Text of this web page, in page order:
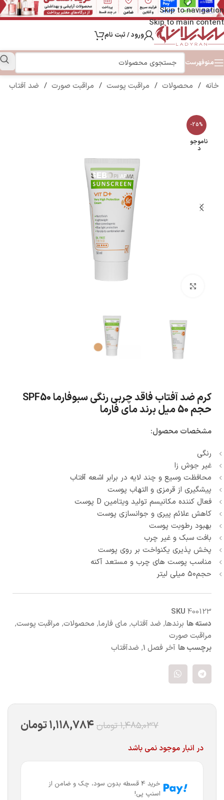
Skip to navigation
Skip to main content
ورود / ثبت نام
منوفهرست
خانه / محصولات / مراقبت پوست / مراقبت صورت / ضد آفتاب
-25%
ناموجو
د
کرم ضد آفتاب فاقد چربی رنگی سبوفارما SPF50
حجم 50 میل برند مای فارما
مشخصات محصول:
رنگی
غیر جوش زا
محافظت وسیع و چند لایه در برابر اشعه آفتاب
پیشگیری از قرمزی و التهاب پوست
فعال کننده مکانیسم تولید ویتامین D پوست
کاهش علائم پیری و جوانسازی پوست
بهبود رطوبت پوست
بافت سبک و غیر چرب
پخش پذیری یکنواخت بر روی پوست
مناسب پوست های چرب و مستعد آکنه
حجم۵۰ میلی لیتر
SKU 400123
دسته ها برندها, ضد آفتاب, مای فارما, محصولات, مراقبت پوست,
مراقبت صورت
برچسب ها آخر فصل 1 , ضدآفتاب
۱,۴۸۵,۰۳۷تومان۱,۱۱۸,۷۸۴تومان
در انبار موجود نمی باشد
خرید 4 قسطه بدون سود، چک و ضامن از
اسنپ پی!